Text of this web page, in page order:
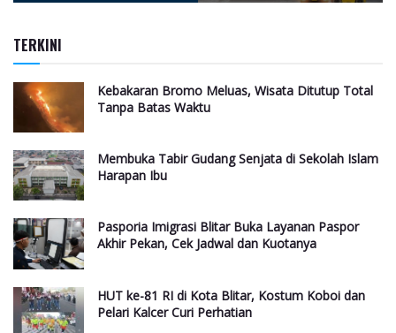
TERKINI
Kebakaran Bromo Meluas, Wisata Ditutup Total
Tanpa Batas Waktu
Membuka Tabir Gudang Senjata di Sekolah Islam
Harapan Ibu
Pasporia Imigrasi Blitar Buka Layanan Paspor
Akhir Pekan, Cek Jadwal dan Kuotanya
HUT ke-81 RI di Kota Blitar, Kostum Koboi dan
Pelari Kalcer Curi Perhatian